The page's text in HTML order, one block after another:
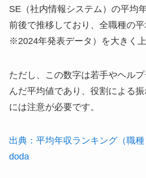
SE（社内情報システム）の平均
前後で推移しており、全職種の
※2024年発表データ）を大きく上
ただし、この数字は若手やヘル
んだ平均値であり、役割による
には注意が必要です。
出典：平均年収ランキング（職
doda